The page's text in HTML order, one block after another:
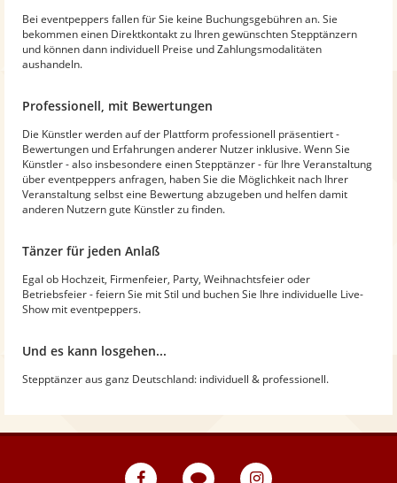
Bei eventpeppers fallen für Sie keine Buchungsgebühren an. Sie
bekommen einen Direktkontakt zu Ihren gewünschten Stepptänzern
und können dann individuell Preise und Zahlungsmodalitäten
aushandeln.
Professionell, mit Bewertungen
Die Künstler werden auf der Plattform professionell präsentiert -
Bewertungen und Erfahrungen anderer Nutzer inklusive. Wenn Sie
Künstler - also insbesondere einen Stepptänzer - für Ihre Veranstaltung
über eventpeppers anfragen, haben Sie die Möglichkeit nach Ihrer
Veranstaltung selbst eine Bewertung abzugeben und helfen damit
anderen Nutzern gute Künstler zu finden.
Tänzer für jeden Anlaß
Egal ob Hochzeit, Firmenfeier, Party, Weihnachtsfeier oder
Betriebsfeier - feiern Sie mit Stil und buchen Sie Ihre individuelle Live-
Show mit eventpeppers.
Und es kann losgehen...
Stepptänzer aus ganz Deutschland: individuell & professionell.
eventpeppers
Blog
eventpeppers